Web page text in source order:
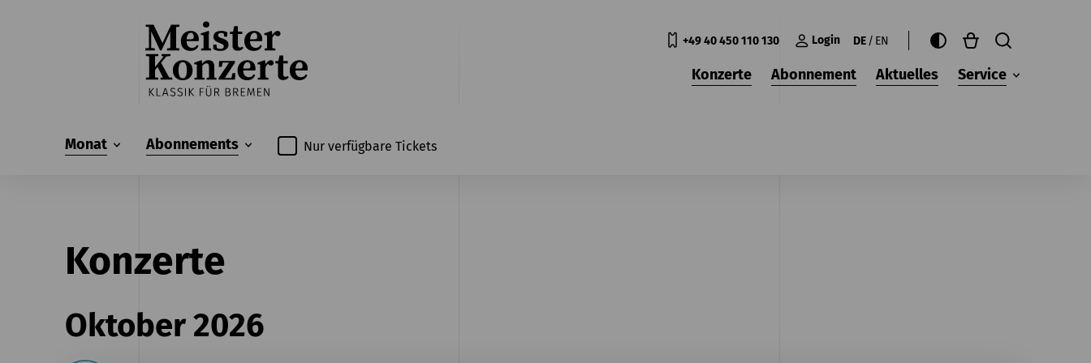
+49 40 450 110 130 Login DE EN
Konzerte Abonnement Aktuelles Service
Monat Abonnements Nur verfügbare Tickets
Konzerte
Oktober 2026